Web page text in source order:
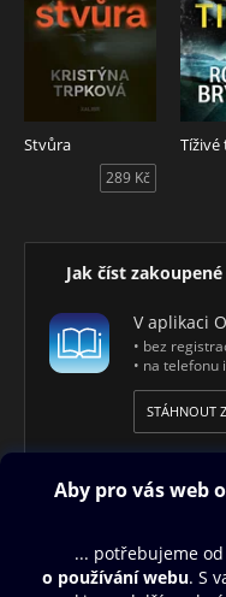
Stvůra
289 Kč
Tíživé
Jak číst
V aplikaci
• bez
• na telefonu
STÁHNOUT
Obsah ke stažení